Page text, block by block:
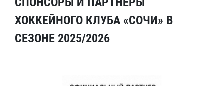
ХОККЕЙНОГО КЛУБА «СОЧИ» В
СЕЗОНЕ 2025/2026